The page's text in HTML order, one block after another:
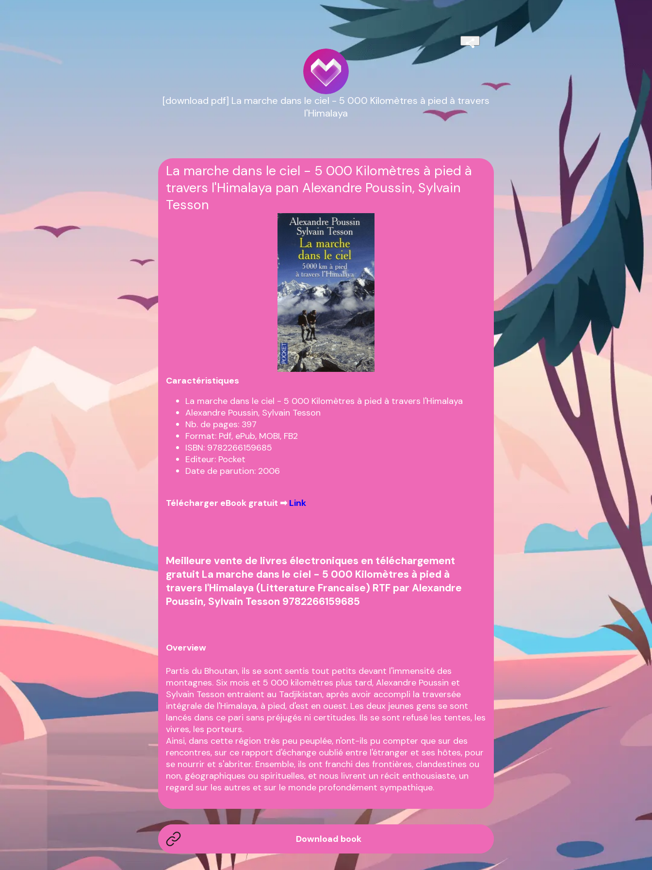
[download pdf] La marche dans le ciel - 5 000 Kilomètres à pied à travers
l'Himalaya
La marche dans le ciel - 5 000 Kilomètres à pied à
travers l'Himalaya pan Alexandre Poussin, Sylvain
Tesson
Caractéristiques
La marche dans le ciel - 5 000 Kilomètres à pied à travers l'Himalaya
Alexandre Poussin, Sylvain Tesson
Nb. de pages: 397
Format: Pdf, ePub, MOBI, FB2
ISBN: 9782266159685
Editeur: Pocket
Date de parution: 2006
Télécharger eBook gratuit ➡ Link
Meilleure vente de livres électroniques en téléchargement
gratuit La marche dans le ciel - 5 000 Kilomètres à pied à
travers l'Himalaya (Litterature Francaise) RTF par Alexandre
Poussin, Sylvain Tesson 9782266159685
Overview
Partis du Bhoutan, ils se sont sentis tout petits devant l'immensité des
montagnes. Six mois et 5 000 kilomètres plus tard, Alexandre Poussin et
Sylvain Tesson entraient au Tadjikistan, après avoir accompli la traversée
intégrale de l'Himalaya, à pied, d'est en ouest. Les deux jeunes gens se sont
lancés dans ce pari sans préjugés ni certitudes. Ils se sont refusé les tentes, les
vivres, les porteurs.
Ainsi, dans cette région très peu peuplée, n'ont-ils pu compter que sur des
rencontres, sur ce rapport d'échange oublié entre l'étranger et ses hôtes, pour
se nourrir et s'abriter. Ensemble, ils ont franchi des frontières, clandestines ou
non, géographiques ou spirituelles, et nous livrent un récit enthousiaste, un
regard sur les autres et sur le monde profondément sympathique.
Download book